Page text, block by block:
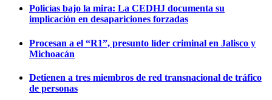
Policías bajo la mira: La CEDHJ documenta su
implicación en desapariciones forzadas
Procesan a el “R1”, presunto líder criminal en Jalisco y
Michoacán
Detienen a tres miembros de red transnacional de tráfico
de personas